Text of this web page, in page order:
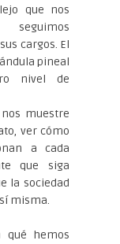
que nos
cargos. El
pineal
nivel de
muestre
ver cómo
a cada
que siga
la sociedad
misma.
qué hemos